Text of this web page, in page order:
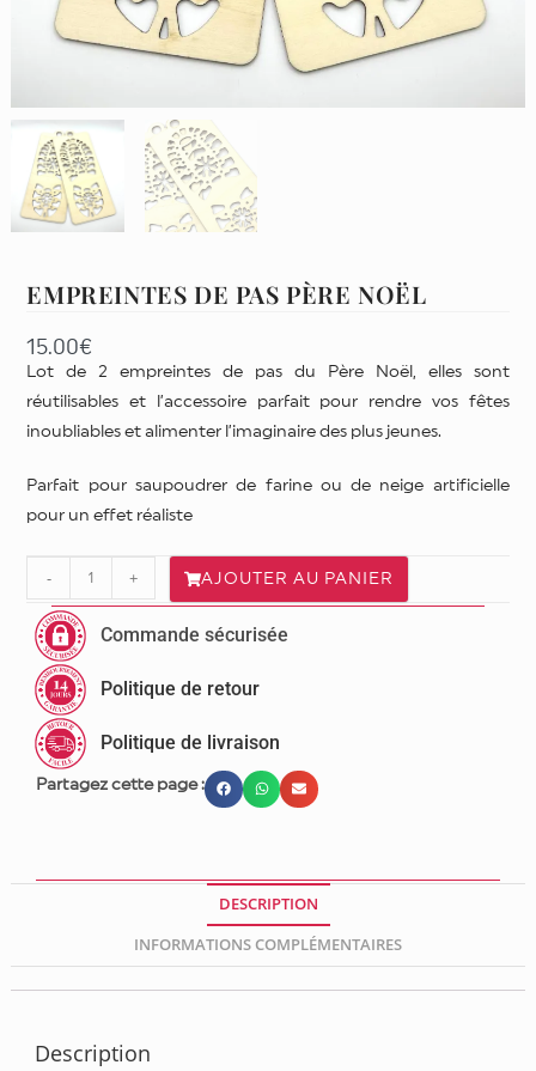
EMPREINTES DE PAS PÈRE NOËL
15.00€
Lot de 2 empreintes de pas du Père Noël, elles sont
réutilisables et l’accessoire parfait pour rendre vos fêtes
inoubliables et alimenter l’imaginaire des plus jeunes.
Parfait pour saupoudrer de farine ou de neige artificielle
pour un effet réaliste
- + AJOUTER AU PANIER
Commande sécurisée
Politique de retour
Politique de livraison
Partagez cette page :
DESCRIPTION
INFORMATIONS COMPLÉMENTAIRES
Description